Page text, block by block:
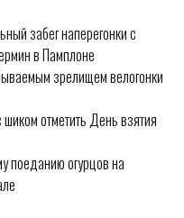
забег наперегонки с
в Памплоне
зрелищем велогонки
отметить День взятия
поеданию огурцов на